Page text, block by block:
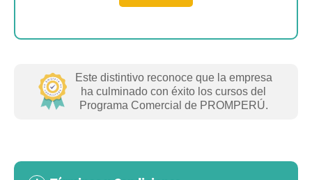
Este distintivo reconoce que la empresa
ha culminado con éxito los cursos del
Programa Comercial de PROMPERÚ.